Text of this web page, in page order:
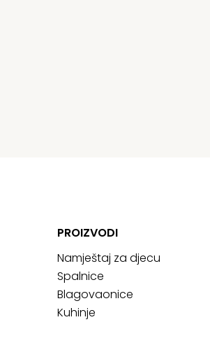
PROIZVODI
Namještaj za djecu
Spalnice
Blagovaonice
Kuhinje